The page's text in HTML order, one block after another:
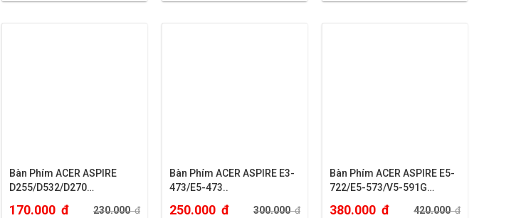
Bàn Phím ACER ASPIRE
D255/D532/D270…
170.000 đ 230.000đ
Bàn Phím ACER ASPIRE E3-
473/E5-473..
250.000 đ 300.000đ
Bàn Phím ACER ASPIRE E5-
722/E5-573/V5-591G…
380.000 đ 420.000đ